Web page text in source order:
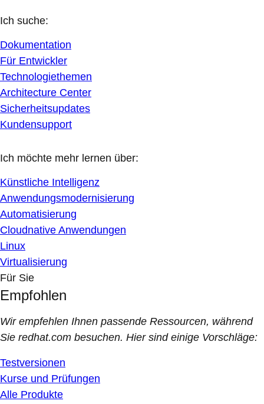
Ich suche:
Dokumentation
Für Entwickler
Technologiethemen
Architecture Center
Sicherheitsupdates
Kundensupport
Ich möchte mehr lernen über:
Künstliche Intelligenz
Anwendungsmodernisierung
Automatisierung
Cloudnative Anwendungen
Linux
Virtualisierung
Für Sie
Empfohlen
Wir empfehlen Ihnen passende Ressourcen, während
Sie redhat.com besuchen. Hier sind einige Vorschläge:
Testversionen
Kurse und Prüfungen
Alle Produkte